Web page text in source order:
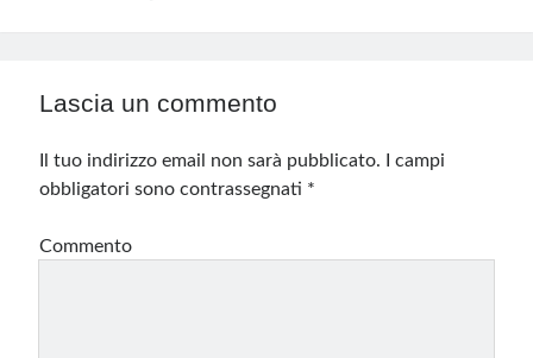
Lascia un commento
Il tuo indirizzo email non sarà pubblicato.
I campi
obbligatori sono contrassegnati *
Commento